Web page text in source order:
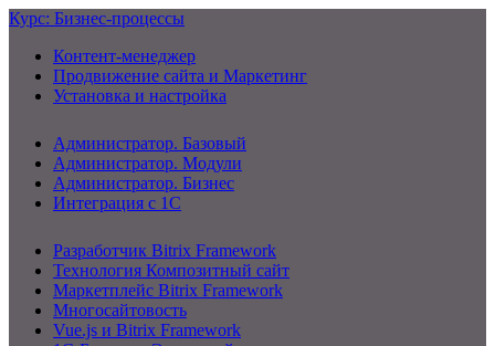
Курс: Бизнес-процессы
Контент-менеджер
Продвижение сайта и Маркетинг
Установка и настройка
Администратор. Базовый
Администратор. Модули
Администратор. Бизнес
Интеграция с 1С
Разработчик Bitrix Framework
Технология Композитный сайт
Маркетплейс Bitrix Framework
Многосайтовость
Vue.js и Bitrix Framework